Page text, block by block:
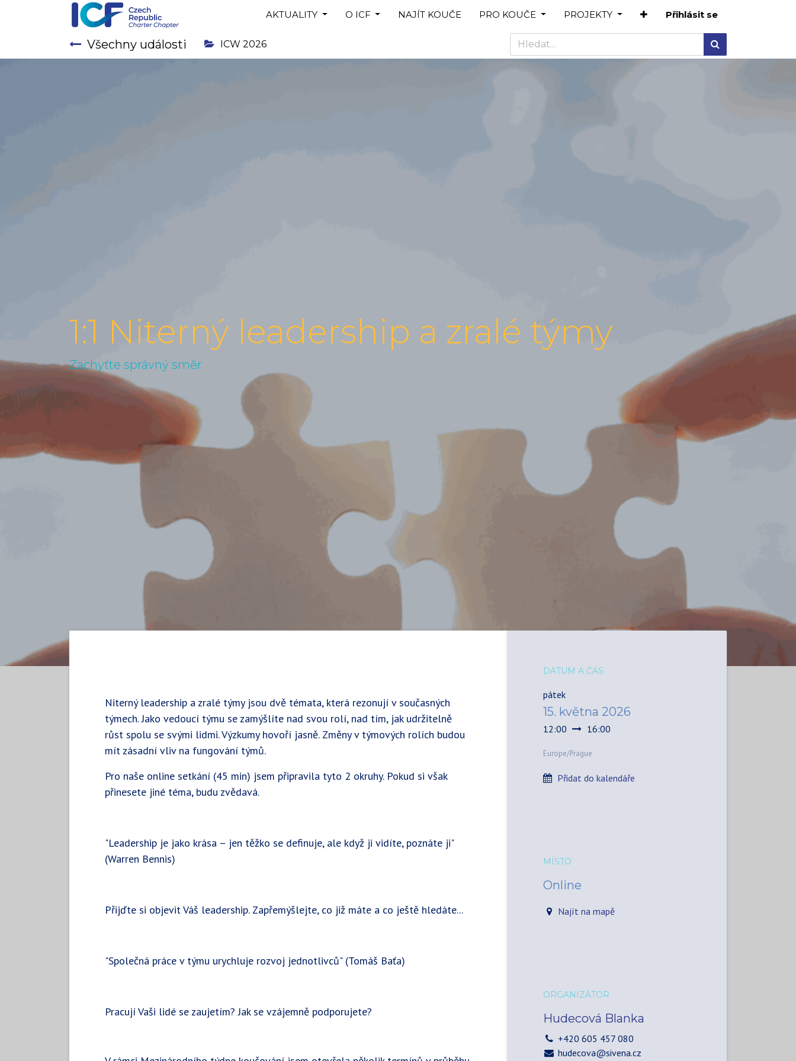
AKTUALITY O ICF NAJÍT KOUČE PRO KOUČE PROJEKTY Přihlásit se
Všechny události ICW 2026
1:1 Niterný leadership a zralé týmy
Zachyťte správný směr
Niterný leadership a zralé týmy jsou dvě témata, která rezonují v současných
týmech. Jako vedoucí týmu se zamýšlíte nad svou rolí, nad tím, jak udržitelně
růst spolu se svými lidmi. Výzkumy hovoří jasně. Změny v týmových rolích budou
mít zásadní vliv na fungování týmů.
Pro naše online setkání (45 min) jsem připravila tyto 2 okruhy. Pokud si však
přinesete jiné téma, budu zvědavá.
"Leadership je jako krása – jen těžko se definuje, ale když ji vidíte, poznáte ji"
(Warren Bennis)
Přijďte si objevit Váš leadership. Zapřemýšlejte, co již máte a co ještě hledáte...
"Společná práce v týmu urychluje rozvoj jednotlivců" (Tomáš Baťa)
Pracují Vaši lidé se zaujetím? Jak se vzájemně podporujete?
DATUM A ČAS
pátek
15. května 2026
12:00 16:00
Europe/Prague
Přidat do kalendáře
MÍSTO
Online
Najít na mapě
ORGANIZÁTOR
Hudecová Blanka
+420 605 457 080
hudecova@sivena.cz